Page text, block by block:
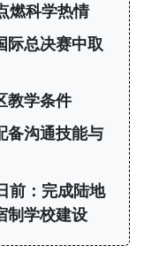
燃科学热情
际总决赛中取
教学条件
备沟通技能与
前：完成陆地
制学校建设